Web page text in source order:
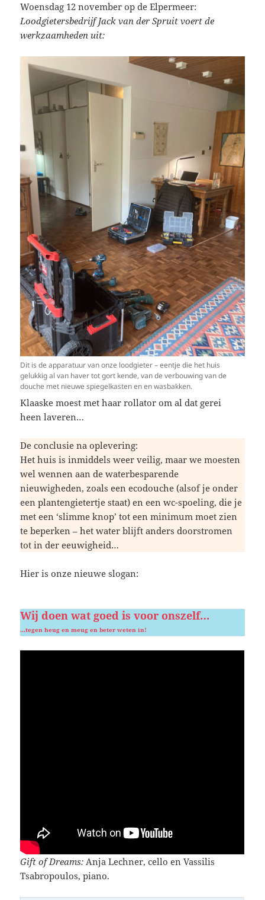
Woensdag 12 november op de Elpermeer:
Loodgietersbedrijf Jack van der Spruit voert de
werkzaamheden uit:
Dit is de apparatuur van onze loodgieter – eentje die het huis
gelukkig al van haver tot gort kende, van de verbouwing van de
douche met nieuwe spiegelkasten en en wasbakken.
Klaaske moest met haar rollator om al dat gerei
heen laveren…
De conclusie na oplevering:
Het huis is inmiddels weer veilig, maar we moesten
wel wennen aan de waterbesparende
nieuwigheden, zoals een ecodouche (alsof je onder
een plantengietertje staat) en een wc-spoeling, die je
met een ‘slimme knop’ tot een minimum moet zien
te beperken – het water blijft anders doorstromen
tot in der eeuwigheid…
Hier is onze nieuwe slogan:
Wijdoen wat goed is voor onszelf…
…tegen heug en meug en beter weten in!
Gift of Dreams: Anja Lechner, cello en Vassilis
Tsabropoulos, piano.